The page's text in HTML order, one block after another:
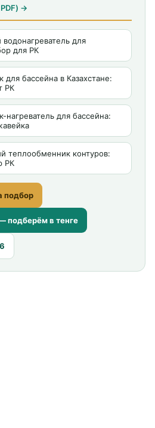
→
для
для РК
бассейна в Казахстане:
РК
нагреватель для бассейна:
теплообменник контуров:
РК
подбор
подберём в тенге